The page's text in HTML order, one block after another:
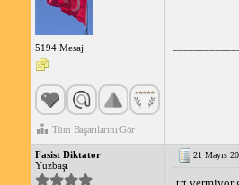
5194 Mesaj
Tüm Başarılarını Gör
Fasist Diktator
Yüzbaşı
21 Mayıs